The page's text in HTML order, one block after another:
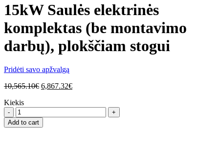
15kW Saulės elektrinės
komplektas (be montavimo
darbų), plokščiam stogui
Pridėti savo apžvalgą
10,565.10€ 6,867.32€
Kiekis
15kW
Saulės
elektrinės
Add to cart